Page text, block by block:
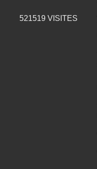
521519 VISITES